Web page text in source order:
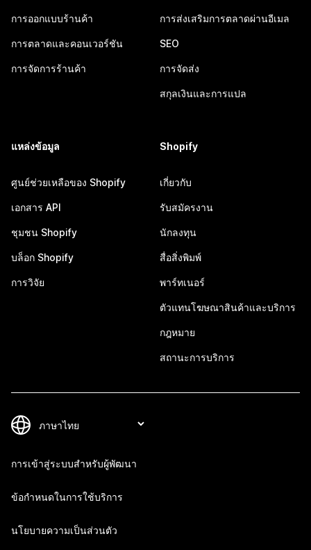
การออกแบบร้านค้า
การตลาดและคอนเวอร์ชัน
การจัดการร้านค้า
การส่งเสริมการตลาดผ่านอีเมล
SEO
การจัดส่ง
สกุลเงินและการแปล
แหล่งข้อมูล
ศูนย์ช่วยเหลือของ Shopify
เอกสาร API
ชุมชน Shopify
บล็อก Shopify
การวิจัย
Shopify
เกี่ยวกับ
รับสมัครงาน
นักลงทุน
สื่อสิ่งพิมพ์
พาร์ทเนอร์
ตัวแทนโฆษณาสินค้าและบริการ
กฎหมาย
สถานะการบริการ
การเข้าสู่ระบบสำหรับผู้พัฒนา
ข้อกำหนดในการใช้บริการ
นโยบายความเป็นส่วนตัว